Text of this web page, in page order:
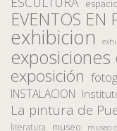
EVENTOS EN
exhibicion
exposición
INSTALACION
La pintura de
literatura museo museo